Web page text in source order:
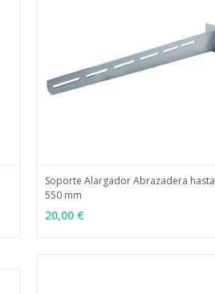
AÑADIR
Soporte Alargador Abrazadera hasta
550 mm
20,00 €